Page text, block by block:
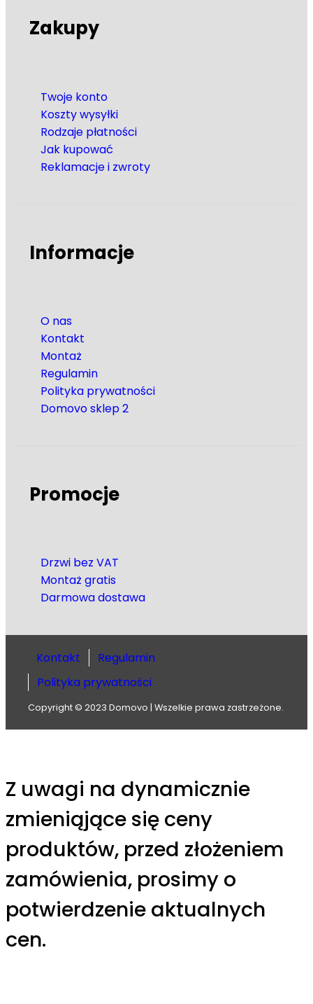
Zakupy
Twoje konto
Koszty wysyłki
Rodzaje płatności
Jak kupować
Reklamacje i zwroty
Informacje
O nas
Kontakt
Montaż
Regulamin
Polityka prywatności
Domovo sklep 2
Promocje
Drzwi bez VAT
Montaż gratis
Darmowa dostawa
Kontakt
Regulamin
Polityka prywatności
Copyright © 2023 Domovo | Wszelkie prawa zastrzeżone.
Z uwagi na dynamicznie
zmieniąjące się ceny
produktów, przed złożeniem
zamówienia, prosimy o
potwierdzenie aktualnych
cen.